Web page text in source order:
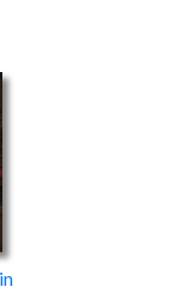
Megadeth, dels
unes poques
pròpies del Rock
My Pain" són
de durada -
un disc
a tots
citats.